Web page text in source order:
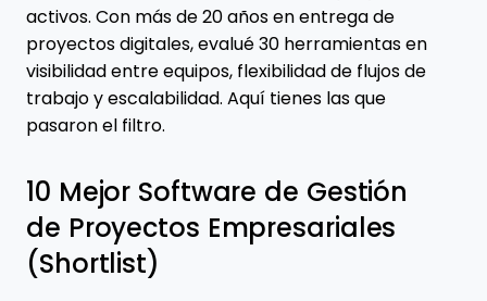
activos. Con más de 20 años en entrega de
proyectos digitales, evalué 30 herramientas en
visibilidad entre equipos, flexibilidad de flujos de
trabajo y escalabilidad. Aquí tienes las que
pasaron el filtro.
10 Mejor Software de Gestión
de Proyectos Empresariales
(Shortlist)